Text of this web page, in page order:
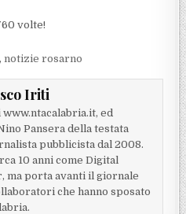
volte!
, notizie rosarno
Iriti
ed
Pansera della testata
pubblicista dal 2008.
10 anni come Digital
ma porta avanti il giornale
che hanno sposato